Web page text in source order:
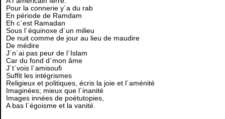
Pour la connerie y´a du rab
En période de Ramdam
Eh c´est Ramadan
Sous l´équinoxe d´un milieu
De nuit comme de jour au lieu de maudire
De médire
J´n´ai pas peur de l´Islam
Car du fond d´mon âme
J´t´vois l´amisoufi
Suffit les intégrismes
Religieux et politiques, écris la joie et l´aménité
Imaginées; mieux que l´inanité
Images innées de poétutopies,
A bas l´égoisme et la vanité.